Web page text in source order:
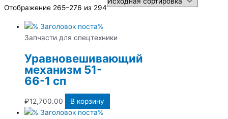
Отображение 265–276 из 294
Запчасти для спецтехники
Уравновешивающий
механизм 51-
66-1 сп
₽12,700.00 В корзину